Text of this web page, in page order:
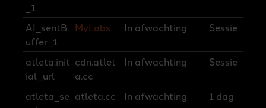
_1
AI_sentB
uffer_1
MyLabs In afwachting Sessie
atleta:init
ial_url
cdn.atlet
a.cc
In afwachting Sessie
atleta_se atleta.cc In afwachting 1 dag